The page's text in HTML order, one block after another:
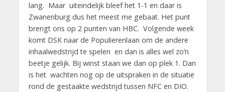
lang. Maar uiteindelijk bleef het 1-1 en daar is
Zwanenburg dus het meest me gebaat. Het punt
brengt ons op 2 punten van HBC. Volgende week
komt DSK naar de Populierenlaan om de andere
inhaalwedstrijd te spelen en dan is alles wel zo’n
beetje gelijk. Bij winst staan we dan op plek 1. Dan
is het wachten nog op de uitspraken in de situatie
rond de gestaakte wedstrijd tussen NFC en DIO.